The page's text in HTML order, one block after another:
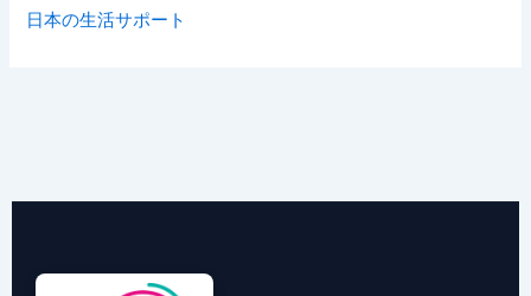
日本の生活サポート